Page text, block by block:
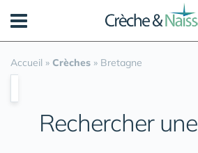
Accueil » Crèches » Bretagne
Rechercher une